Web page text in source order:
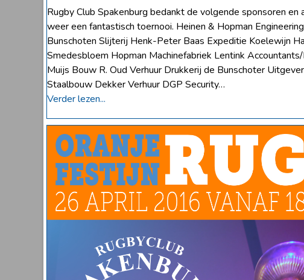
Rugby Club Spakenburg bedankt de volgende sponsoren
weer een fantastisch toernooi. Heinen & Hopman
Bunschoten Slijterij Henk-Peter Baas Expeditie Koelewijn
Smedesbloem Hopman Machinefabriek Lentink
Muijs Bouw R. Oud Verhuur Drukkerij de Bunschoter
Staalbouw Dekker Verhuur DGP Security…
Verder lezen...